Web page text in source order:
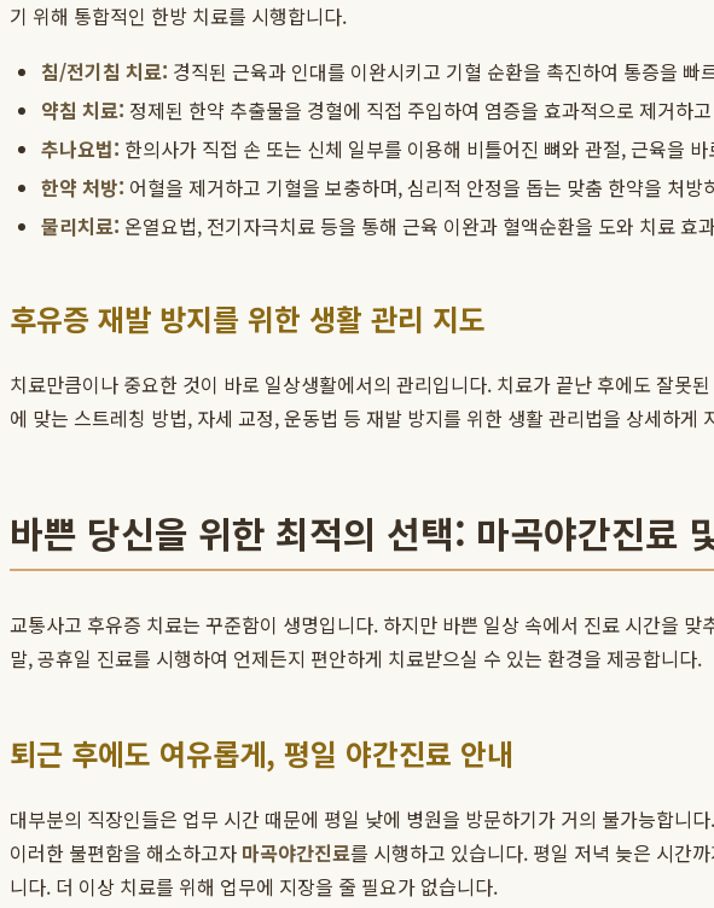
기 위해 통합적인 한방 치료를 시행합니다.
침/전기침 치료: 경직된 근육과 인대를 이완시키고 기혈 순환을 촉진하여 통증을 빠
약침 치료: 정제된 한약 추출물을 경혈에 직접 주입하여 염증을 효과적으로 제거하
추나요법: 한의사가 직접 손 또는 신체 일부를 이용해 비틀어진 뼈와 관절, 근육을
한약 처방: 어혈을 제거하고 기혈을 보충하며, 심리적 안정을 돕는 맞춤 한약을 처
물리치료: 온열요법, 전기자극치료 등을 통해 근육 이완과 혈액순환을 도와 치료 효
후유증 재발 방지를 위한 생활 관리 지도
치료만큼이나 중요한 것이 바로 일상생활에서의 관리입니다. 치료가 끝난 후에도 잘못
에 맞는 스트레칭 방법, 자세 교정, 운동법 등 재발 방지를 위한 생활 관리법을 상세하
바쁜 당신을 위한 최적의 선택: 마곡야간진료
교통사고 후유증 치료는 꾸준함이 생명입니다. 하지만 바쁜 일상 속에서 진료 시간을
말, 공휴일 진료를 시행하여 언제든지 편안하게 치료받으실 수 있는 환경을 제공합니다.
퇴근 후에도 여유롭게, 평일 야간진료 안내
대부분의 직장인들은 업무 시간 때문에 평일 낮에 병원을 방문하기가 거의 불가능합니
이러한 불편함을 해소하고자 마곡야간진료를 시행하고 있습니다. 평일 저녁 늦은 시간
니다. 더 이상 치료를 위해 업무에 지장을 줄 필요가 없습니다.